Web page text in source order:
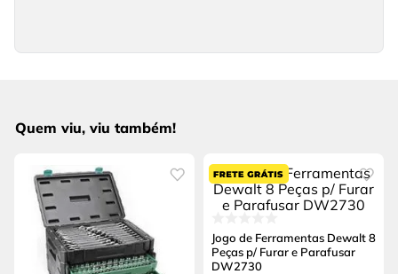
Quem viu, viu também!
Jogo de Ferramentas Dewalt 8
Peças p/ Furar e Parafusar
DW2730